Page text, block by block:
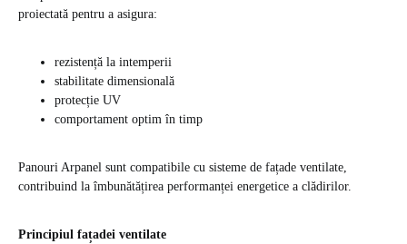
proiectată pentru a asigura:
rezistență la intemperii
stabilitate dimensională
protecție UV
comportament optim în timp
Panouri Arpanel sunt compatibile cu sisteme de fațade ventilate,
contribuind la îmbunătățirea performanței energetice a clădirilor.
Principiul fațadei ventilate